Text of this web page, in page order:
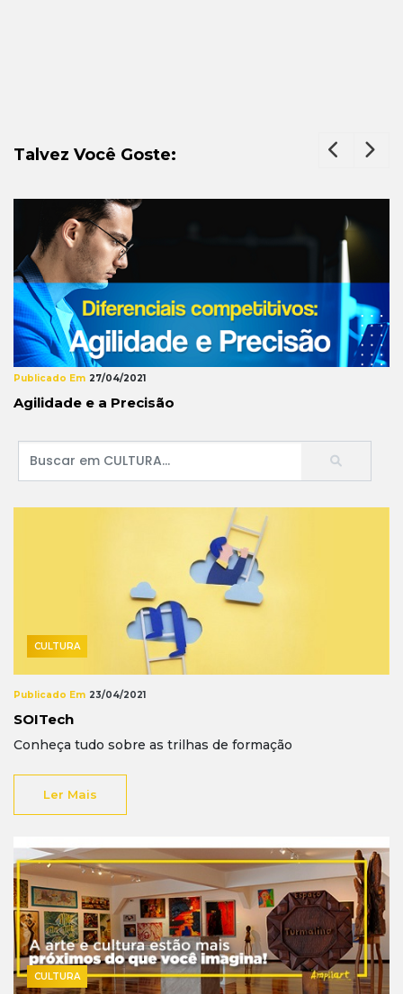
Talvez Você Goste:
Publicado Em 27/04/2021
Agilidade e a Precisão
CULTURA
Publicado Em 23/04/2021
SOITech
Conheça tudo sobre as trilhas de formação
Ler Mais
CULTURA